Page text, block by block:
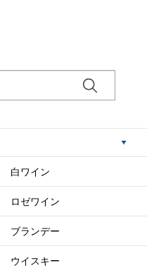
テージが在庫切れの場合、在庫
ンテージに変更されます、ご了
白ワイン
ロゼワイン
ブランデー
ウイスキー